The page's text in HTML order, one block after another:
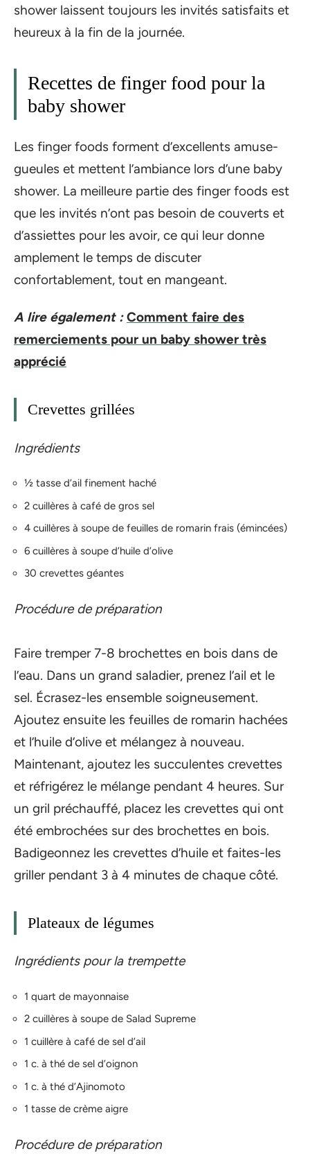
shower laissent toujours les invités satisfaits et
heureux à la fin de la journée.
Recettes de finger food pour la
baby shower
Les finger foods forment d’excellents amuse-
gueules et mettent l’ambiance lors d’une baby
shower. La meilleure partie des finger foods est
que les invités n’ont pas besoin de couverts et
d’assiettes pour les avoir, ce qui leur donne
amplement le temps de discuter
confortablement, tout en mangeant.
A lire également : Comment faire des
remerciements pour un baby shower très
apprécié
Crevettes grillées
Ingrédients
½ tasse d’ail finement haché
2 cuillères à café de gros sel
4 cuillères à soupe de feuilles de romarin frais (émincées)
6 cuillères à soupe d’huile d’olive
30 crevettes géantes
Procédure de préparation
Faire tremper 7-8 brochettes en bois dans de
l’eau. Dans un grand saladier, prenez l’ail et le
sel. Écrasez-les ensemble soigneusement.
Ajoutez ensuite les feuilles de romarin hachées
et l’huile d’olive et mélangez à nouveau.
Maintenant, ajoutez les succulentes crevettes
et réfrigérez le mélange pendant 4 heures. Sur
un gril préchauffé, placez les crevettes qui ont
été embrochées sur des brochettes en bois.
Badigeonnez les crevettes d’huile et faites-les
griller pendant 3 à 4 minutes de chaque côté.
Plateaux de légumes
Ingrédients pour la trempette
1 quart de mayonnaise
2 cuillères à soupe de Salad Supreme
1 cuillère à café de sel d’ail
1 c. à thé de sel d’oignon
1 c. à thé d’Ajinomoto
1 tasse de crème aigre
Procédure de préparation